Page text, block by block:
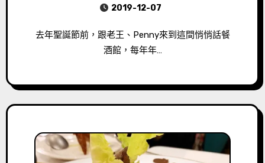
2019-12-07
去年聖誕節前，跟老王、Penny來到這間悄悄話餐
酒館，每年年…